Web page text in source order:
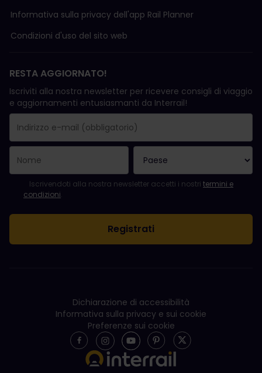
Informativa sulla privacy dell'app Rail Planner
Condizioni d'uso del sito web
RESTA AGGIORNATO!
Iscriviti alla nostra newsletter per ricevere consigli di viaggio
e aggiornamenti entusiasmanti da Interrail!
La registrazione è avvenuta con successo.
Il campo "Indirizzo e-mail" è obbligatorio.
L'indirizzo e-mail non è valido.
Si è verificato un errore durante l'iscrizione alla newsletter.
Sei già iscritto a questa newsletter!
Per iscriversi alla newsletter, accettare i termini e le condizioni.
Iscrivendoti alla nostra newsletter accetti i nostri termini e
condizioni.
Dichiarazione di accessibilità
Informativa sulla privacy e sui cookie
Preferenze sui cookie